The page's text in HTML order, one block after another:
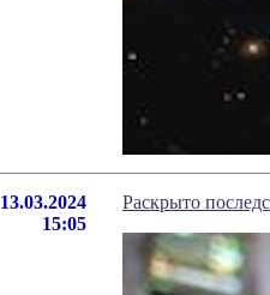
13.03.2024
15:05
Раскрыто